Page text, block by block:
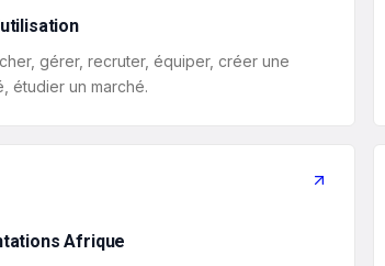
gérer, recruter, équiper, créer une
étudier un marché.
Afrique